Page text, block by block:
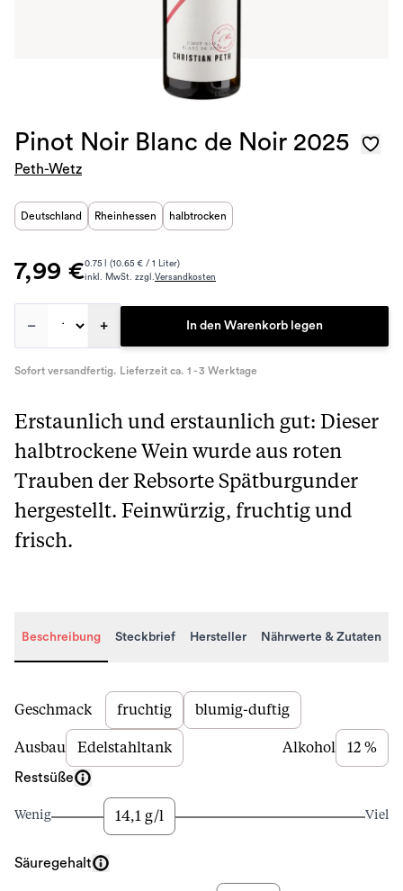
Pinot Noir Blanc de Noir 2025
Peth-Wetz
Deutschland Rheinhessen halbtrocken
7,99 €0.75 l (10.65 € / 1 Liter)
inkl. MwSt. zzgl.Versandkosten
– + In den Warenkorb legen
Sofort versandfertig. Lieferzeit ca. 1 - 3 Werktage
Erstaunlich und erstaunlich gut: Dieser
halbtrockene Wein wurde aus roten
Trauben der Rebsorte Spätburgunder
hergestellt. Feinwürzig, fruchtig und
frisch.
Beschreibung Steckbrief Hersteller Nährwerte & Zutaten
Beschreibung
Geschmack fruchtig blumig-duftig
Ausbau Edelstahltank Alkohol 12 %
Restsüße
Wenig 14,1 g/l Viel
Säuregehalt